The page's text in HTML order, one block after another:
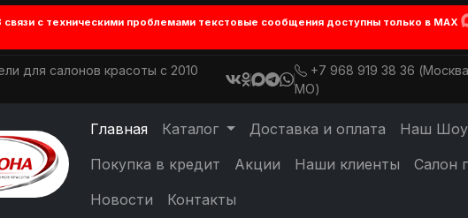
с техническими проблемами текстовые сообщения доступны только в MAX
для салонов красоты с 2010
+7 968 919 38 36
МО)
Главная Каталог Доставка и оплата
Наш
Покупка в кредит
Акции Наши клиенты
Салон
Новости
Контакты